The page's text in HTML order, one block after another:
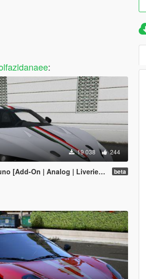
:
19 038 244
On | Analog | Liveries | Extras] beta